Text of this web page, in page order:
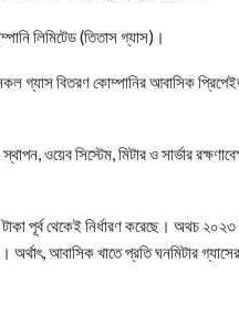
লিমিটেড (তিতাস গ্যাস)।
গ্যাস বিতরণ কোম্পানির আবাসিক
ওয়েব সিস্টেম, মিটার ও সার্ভার
পূর্ব থেকেই নির্ধারণ করেছে। অথচ ২০২৩
আবাসিক খাতে প্রতি ঘনমিটার